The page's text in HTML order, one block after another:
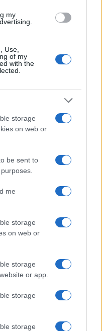
my
Use,
of my
with the
storage
on web or
be sent to
me
storage
on web or
storage
or app.
storage
storage
della sciatrice
di un gruppo di
di Federica
le scommesse che
e classifiche su
Formula 1,
dalle competizioni
tempo reale di tutte
appassionati di